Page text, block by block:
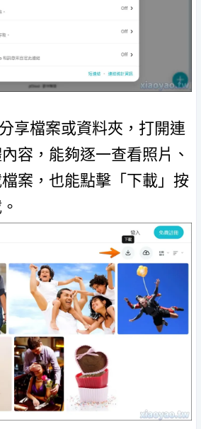
享檔案或資料夾，打開連
容，能夠逐一查看照片、
案，也能點擊「下載」按